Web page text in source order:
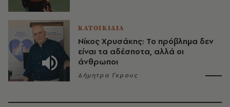
ΚΑΤΟΙΚΙΔΙΑ
Νίκος Χρυσάκης: Το πρόβλημα δεν
είναι τα αδέσποτα, αλλά οι
άνθρωποι
Δήμητρα Γκρους